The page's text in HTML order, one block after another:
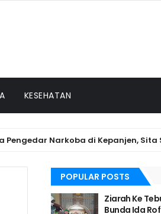
KESEHATAN
Narkoba di Kepanjen, Sita Sabu
POPULAR POSTS
Ziarah Ke
Bunda Ida